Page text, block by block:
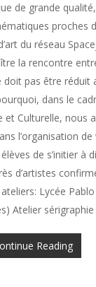
de grande
proches
du réseau
la rencontre
doit pas être réduit
dans le
et Culturelle, nous
l’organisation
de s’initier à
d’artistes
Lycée
Atelier
Reading